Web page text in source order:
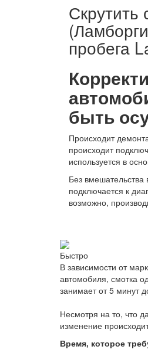
Скрутить
пробега
быть
Происходит
происходит
используется в
Без
подключается к
возможно,
Быстро
В зависимости от
автомобиля, смотка
занимает от 5 минут
Несмотря на то, что
изменение
Время, которое